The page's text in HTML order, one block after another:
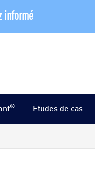
informé
® Etudes de cas